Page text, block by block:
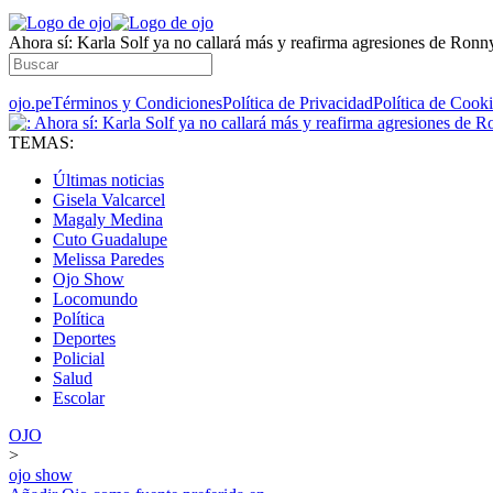
​Ahora sí: Karla Solf ya no callará más y reafirma agresiones de
ojo.peTérminos y CondicionesPolítica de PrivacidadPolítica de
TEMAS:
Últimas noticias
Gisela Valcarcel
Magaly Medina
Cuto Guadalupe
Melissa Paredes
Ojo Show
Locomundo
Política
Deportes
Policial
Salud
Escolar
OJO
>
ojo show